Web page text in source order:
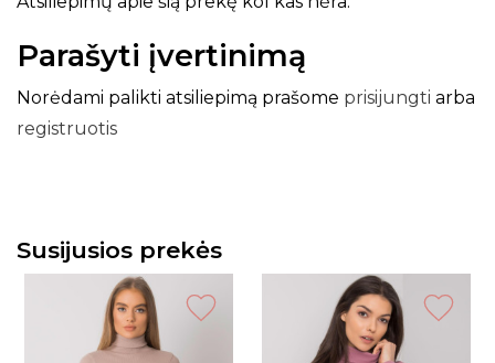
Parašyti įvertinimą
Norėdami palikti atsiliepimą prašome prisijungti arba
registruotis
Susijusios prekės